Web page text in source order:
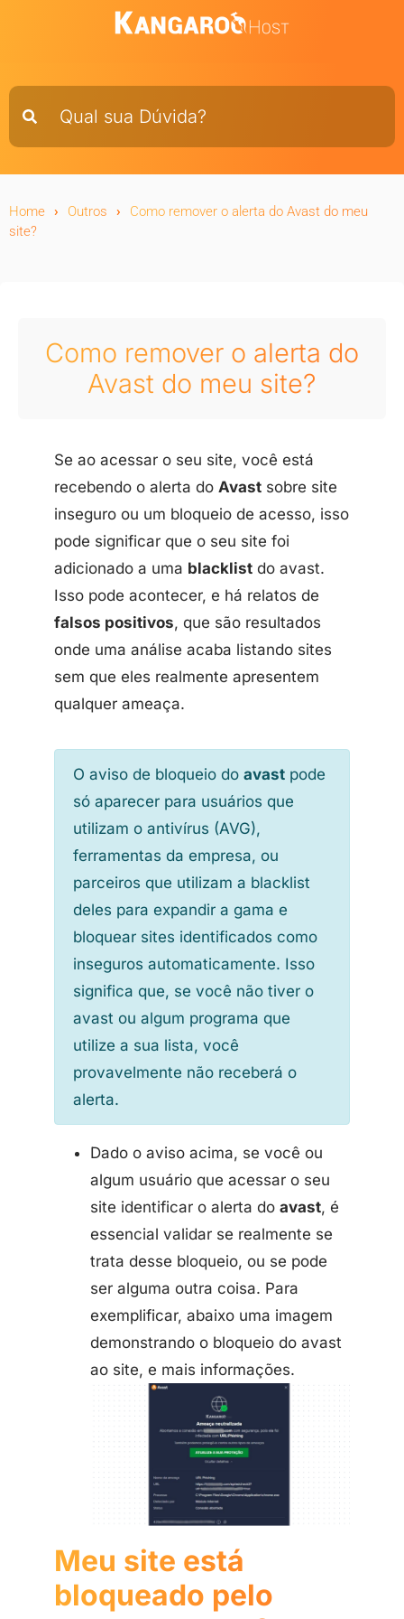
Home Outros
Como remover o alerta do Avast do meu
site?
Como remover o alerta do
Avast do meu site?
Se ao acessar o seu site, você está
recebendo o alerta do Avast sobre site
inseguro ou um bloqueio de acesso, isso
pode significar que o seu site foi
adicionado a uma blacklist do avast.
Isso pode acontecer, e há relatos de
falsos positivos, que são resultados
onde uma análise acaba listando sites
sem que eles realmente apresentem
qualquer ameaça.
O aviso de bloqueio do avast pode
só aparecer para usuários que
utilizam o antivírus (AVG),
ferramentas da empresa, ou
parceiros que utilizam a blacklist
deles para expandir a gama e
bloquear sites identificados como
inseguros automaticamente. Isso
significa que, se você não tiver o
avast ou algum programa que
utilize a sua lista, você
provavelmente não receberá o
alerta.
Dado o aviso acima, se você ou
algum usuário que acessar o seu
site identificar o alerta do avast, é
essencial validar se realmente se
trata desse bloqueio, ou se pode
ser alguma outra coisa. Para
exemplificar, abaixo uma imagem
demonstrando o bloqueio do avast
ao site, e mais informações.
Meu site está
bloqueado pelo